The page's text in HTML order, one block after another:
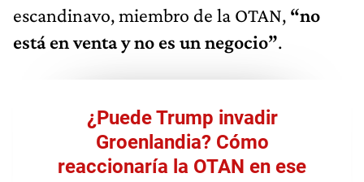
escandinavo, miembro de la OTAN, “no
está en venta y no es un negocio”.
¿Puede Trump invadir
Groenlandia? Cómo
reaccionaría la OTAN en ese